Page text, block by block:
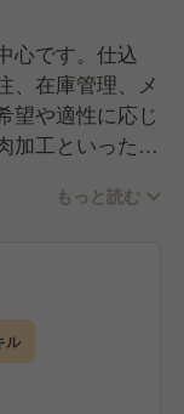
心です。仕込
、在庫管理、メ
望や適性に応じ
加工といった調
もっと読む
ル